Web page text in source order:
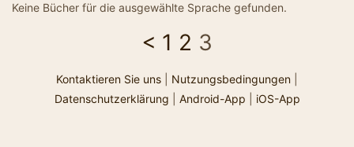
Keine Bücher für die ausgewählte Sprache gefunden.
< 1 2 3
Kontaktieren Sie uns Nutzungsbedingungen
Datenschutzerklärung
Android-App iOS-App